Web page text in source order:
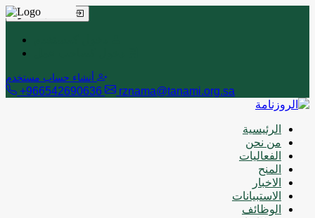
+966542690636 rznama@tanami.org.sa
الرئيسية
من نحن
الفعاليات
المنح
الاخبار
الاستبيانات
الوظائف